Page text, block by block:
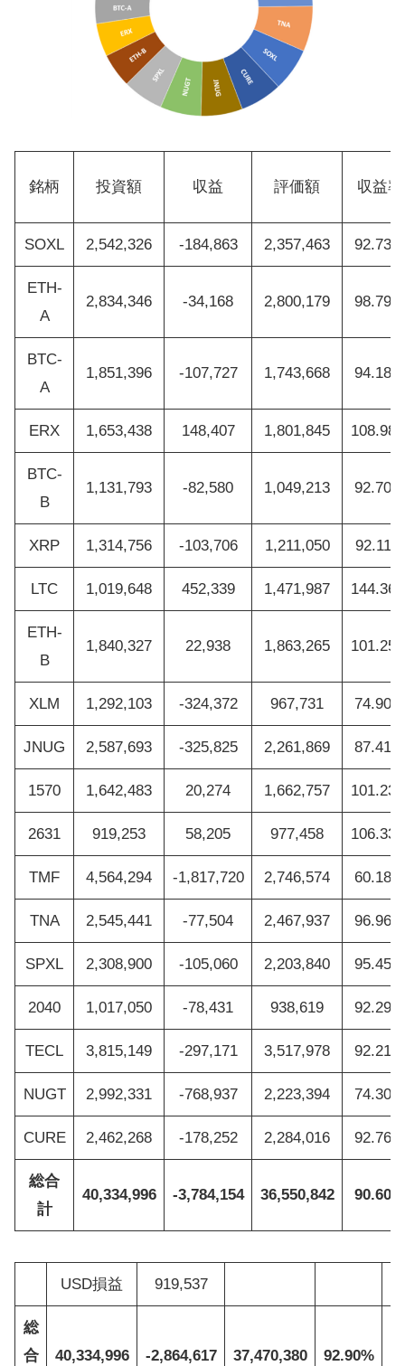
銘柄 投資額 収益 評価額 収益率
SOXL 2,542,326 -184,863 2,357,463 92.73%
ETH-
A
2,834,346 -34,168 2,800,179 98.79%
BTC-
A
1,851,396 -107,727 1,743,668 94.18%
ERX 1,653,438 148,407 1,801,845
BTC-
B
1,131,793 -82,580 1,049,213 92.70%
XRP 1,314,756 -103,706 1,211,050 92.11%
LTC 1,019,648 452,339 1,471,987
ETH-
B
1,840,327 22,938 1,863,265
XLM 1,292,103 -324,372 967,731 74.90%
JNUG 2,587,693 -325,825 2,261,869 87.41%
1570 1,642,483 20,274 1,662,757
2631 919,253 58,205 977,458
TMF 4,564,294 -1,817,720 2,746,574 60.18%
TNA 2,545,441 -77,504 2,467,937 96.96%
SPXL 2,308,900 -105,060 2,203,840 95.45%
2040 1,017,050 -78,431 938,619 92.29%
TECL 3,815,149 -297,171 3,517,978 92.21%
NUGT 2,992,331 -768,937 2,223,394 74.30%
CURE 2,462,268 -178,252 2,284,016 92.76%
総合
計
40,334,996 -3,784,154 36,550,842 90.60%
USD損益 919,537
総
合
40,334,996 -2,864,617 37,470,380 92.90%